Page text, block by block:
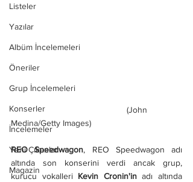
Listeler
Yazılar
Albüm İncelemeleri
Öneriler
Grup İncelemeleri
Konserler
İncelemeler
Yeni Çıkanlar
Magazin
(John
Medina/Getty Images)
REO Speedwagon, REO Speedwagon adı
altında son konserini verdi ancak grup,
kurucu vokalleri Kevin Cronin'in adı altında